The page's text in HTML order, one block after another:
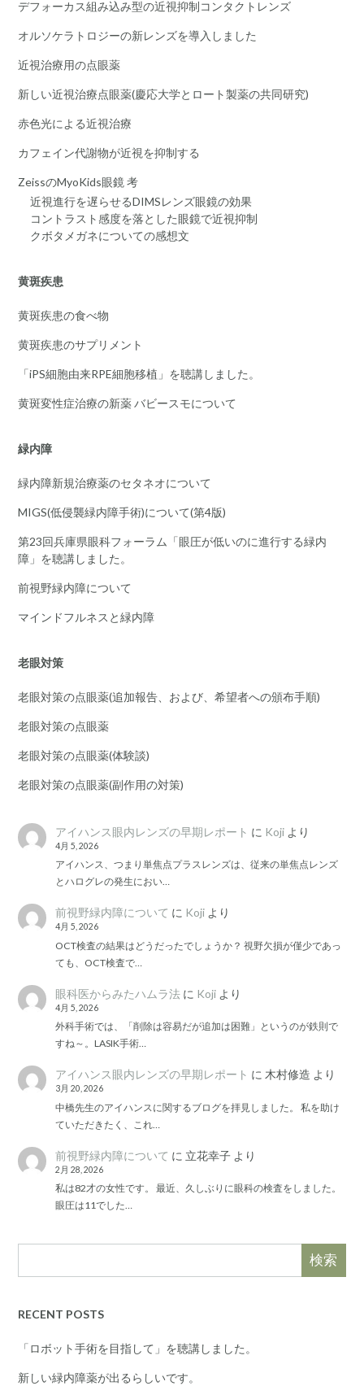
デフォーカス組み込み型の近視抑制コンタクトレンズ
オルソケラトロジーの新レンズを導入しました
近視治療用の点眼薬
新しい近視治療点眼薬(慶応大学とロート製薬の共同研究)
赤色光による近視治療
カフェイン代謝物が近視を抑制する
ZeissのMyoKids眼鏡 考
近視進行を遅らせるDIMSレンズ眼鏡の効果
コントラスト感度を落とした眼鏡で近視抑制
クボタメガネについての感想文
黄斑疾患
黄斑疾患の食べ物
黄斑疾患のサプリメント
「iPS細胞由来RPE細胞移植」を聴講しました。
黄斑変性症治療の新薬 バビースモについて
緑内障
緑内障新規治療薬のセタネオについて
MIGS(低侵襲緑内障手術)について(第4版)
第23回兵庫県眼科フォーラム「眼圧が低いのに進行する緑内
障」を聴講しました。
前視野緑内障について
マインドフルネスと緑内障
老眼対策
老眼対策の点眼薬(追加報告、および、希望者への頒布手順)
老眼対策の点眼薬
老眼対策の点眼薬(体験談)
老眼対策の点眼薬(副作用の対策)
アイハンス眼内レンズの早期レポート に Kojiより
4月 5, 2026
アイハンス、つまり単焦点プラスレンズは、従来の単焦点レンズ
とハログレの発生におい…
前視野緑内障について に Kojiより
4月 5, 2026
OCT検査の結果はどうだったでしょうか？ 視野欠損が僅少であっ
ても、OCT検査で…
眼科医からみたハムラ法に Kojiより
4月 5, 2026
外科手術では、「削除は容易だが追加は困難」というのが鉄則で
すね～。LASIK手術…
アイハンス眼内レンズの早期レポート に 木村修造 より
3月 20, 2026
中橋先生のアイハンスに関するブログを拝見しました。 私を助け
ていただきたく、これ…
前視野緑内障について に 立花幸子より
2月 28, 2026
私は82才の女性です。 最近、久しぶりに眼科の検査をしました。
眼圧は11でした…
検索
RECENT POSTS
「ロボット手術を目指して」を聴講しました。
新しい緑内障薬が出るらしいです。